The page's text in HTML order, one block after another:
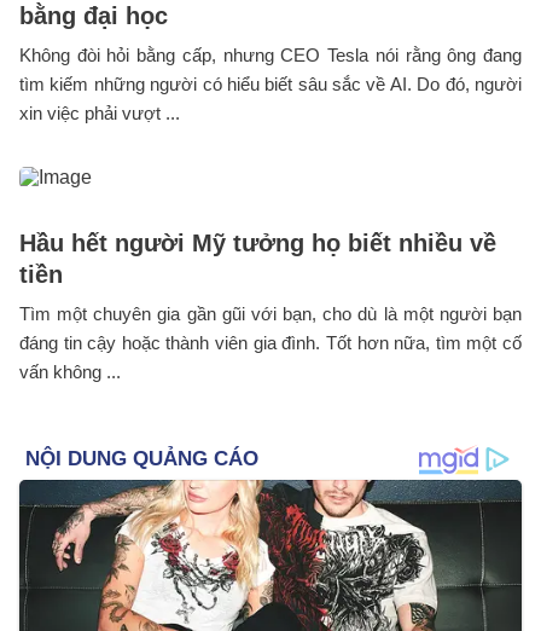
bằng đại học
Không đòi hỏi bằng cấp, nhưng CEO Tesla nói rằng ông đang
tìm kiếm những người có hiểu biết sâu sắc về AI. Do đó, người
xin việc phải vượt ...
Hầu hết người Mỹ tưởng họ biết nhiều về
tiền
Tìm một chuyên gia gần gũi với bạn, cho dù là một người bạn
đáng tin cậy hoặc thành viên gia đình. Tốt hơn nữa, tìm một cố
vấn không ...